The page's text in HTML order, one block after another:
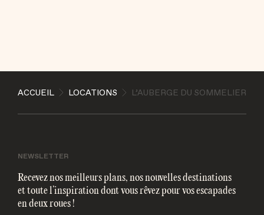
J'accepte que les informations soient traitées
ACCUEIL LOCATIONS L’AUBERGE DU SOMMELIER
NEWSLETTER
Recevez nos meilleurs plans, nos nouvelles destinations
et toute l’inspiration dont vous rêvez pour vos escapades
en deux roues !